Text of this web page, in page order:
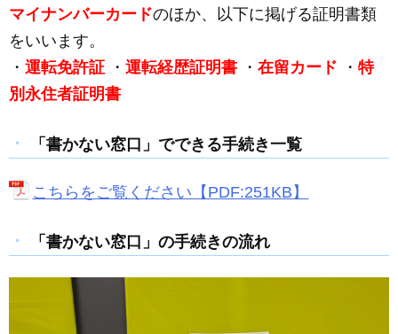
マイナンバーカードのほか、以下に掲げる証明書類
をいいます。
・ 運転免許証 ・ 運転経歴証明書 ・ 在留カード ・ 特
別永住者証明書
「書かない窓口」でできる手続き一覧
こちらをご覧ください【PDF:251KB】
「書かない窓口」の手続きの流れ